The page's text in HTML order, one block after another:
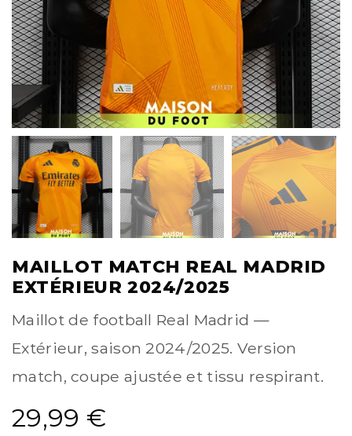
MAILLOT MATCH REAL MADRID
EXTÉRIEUR 2024/2025
Maillot de football Real Madrid —
Extérieur, saison 2024/2025. Version
match, coupe ajustée et tissu respirant.
29,99 €